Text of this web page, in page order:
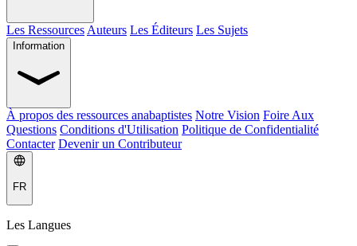
Les Ressources Auteurs Les Éditeurs Les Sujets
Information
À propos des ressources anabaptistes Notre Vision Foire Aux
Questions Conditions d'Utilisation Politique de Confidentialité
Contacter Devenir un Contributeur
FR
Les Langues